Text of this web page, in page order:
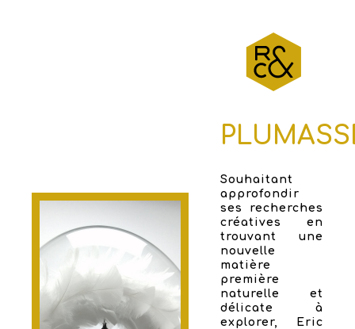
Souhaitant
approfondir
ses recherches
créatives en
trouvant une
nouvelle
matière
première
naturelle et
délicate à
explorer, Eric